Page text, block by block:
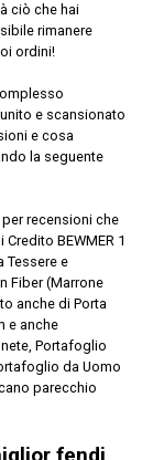
è il
a mano.
età, che si
fascino di
perfetta
questo set
che tu
noi. Se
per una
per
ciò che hai
rimanere
ordini!
e scansionato
e cosa
la seguente
recensioni che
BEWMER 1
Tessere e
Fiber (Marrone
anche di Porta
e anche
Portafoglio
da Uomo
parecchio